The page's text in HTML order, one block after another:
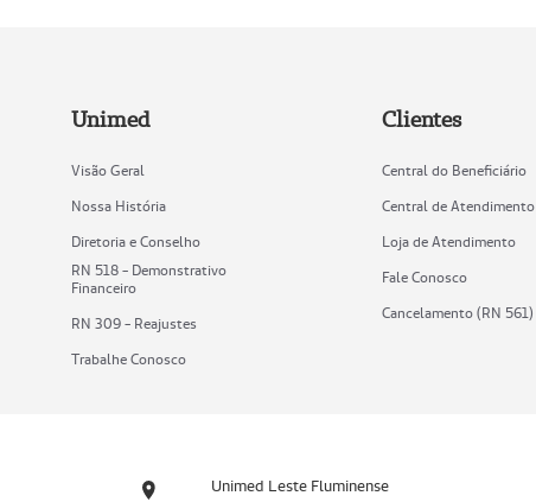
Unimed
Visão Geral
Nossa História
Diretoria e Conselho
RN 518 - Demonstrativo
Financeiro
RN 309 - Reajustes
Trabalhe Conosco
Clientes
Central do Beneficiário
Central de Atendimento
Loja de Atendimento
Fale Conosco
Cancelamento (RN 561)
Unimed Leste Fluminense